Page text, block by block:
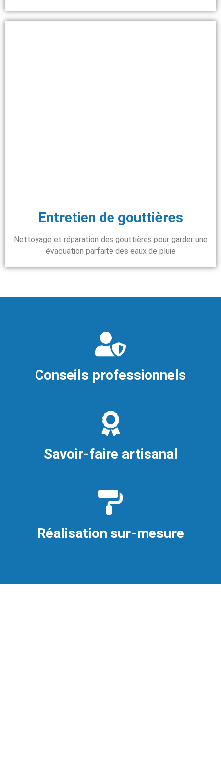
Entretien de gouttières
Nettoyage et réparation des gouttières pour garder une
évacuation parfaite des eaux de pluie
Conseils professionnels
Savoir-faire artisanal
Réalisation sur-mesure